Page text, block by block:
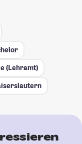
(Lehramt)